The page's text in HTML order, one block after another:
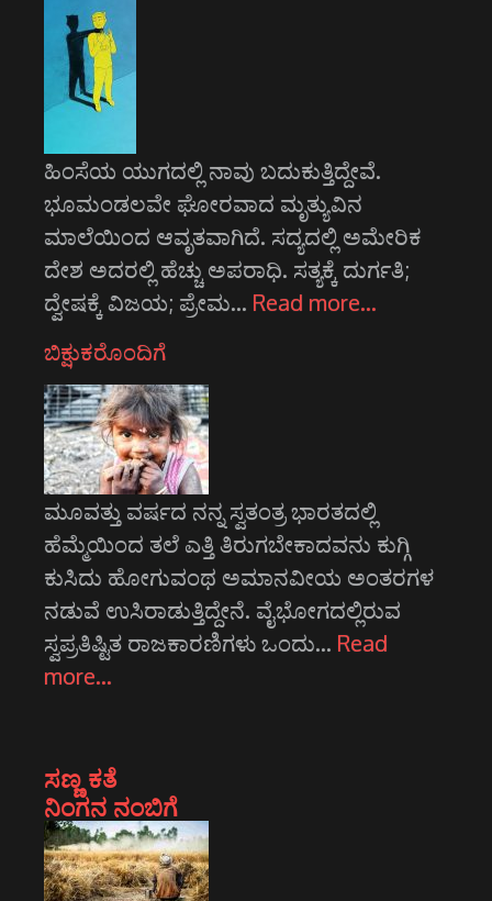
ಹಿಂಸೆಯ ಯುಗದಲ್ಲಿ ನಾವು ಬದುಕುತ್ತಿದ್ದೇವೆ.
ಭೂಮಂಡಲವೇ ಘೋರವಾದ ಮೃತ್ಯುವಿನ
ಮಾಲೆಯಿಂದ ಆವೃತವಾಗಿದೆ. ಸದ್ಯದಲ್ಲಿ ಅಮೇರಿಕ
ದೇಶ ಅದರಲ್ಲಿ ಹೆಚ್ಚು ಅಪರಾಧಿ. ಸತ್ಯಕ್ಕೆ ದುರ್ಗತಿ;
ದ್ವೇಷಕ್ಕೆ ವಿಜಯ; ಪ್ರೇಮ… Read more…
ಬಿಕ್ಷುಕರೊಂದಿಗೆ
ಮೂವತ್ತು ವರ್ಷದ ನನ್ನ ಸ್ವತಂತ್ರ ಭಾರತದಲ್ಲಿ
ಹೆಮ್ಮೆಯಿಂದ ತಲೆ ಎತ್ತಿ ತಿರುಗಬೇಕಾದವನು ಕುಗ್ಗಿ
ಕುಸಿದು ಹೋಗುವಂಥ ಅಮಾನವೀಯ ಅಂತರಗಳ
ನಡುವೆ ಉಸಿರಾಡುತ್ತಿದ್ದೇನೆ. ವೈಭೋಗದಲ್ಲಿರುವ
ಸ್ವಪ್ರತಿಷ್ಟಿತ ರಾಜಕಾರಣಿಗಳು ಒಂದು… Read
more…
ಸಣ್ಣ ಕತೆ
ನಿಂಗನ ನಂಬಿಗೆ